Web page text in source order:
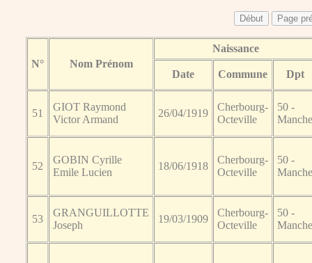
N° Nom Prénom
Naissance
Date Commune Dpt
51
GIOT Raymond
Victor Armand
26/04/1919
Cherbourg-
Octeville
50 -
Manche
52
GOBIN Cyrille
Emile Lucien
18/06/1918
Cherbourg-
Octeville
50 -
Manche
53
GRANGUILLOTTE
Joseph
19/03/1909
Cherbourg-
Octeville
50 -
Manche